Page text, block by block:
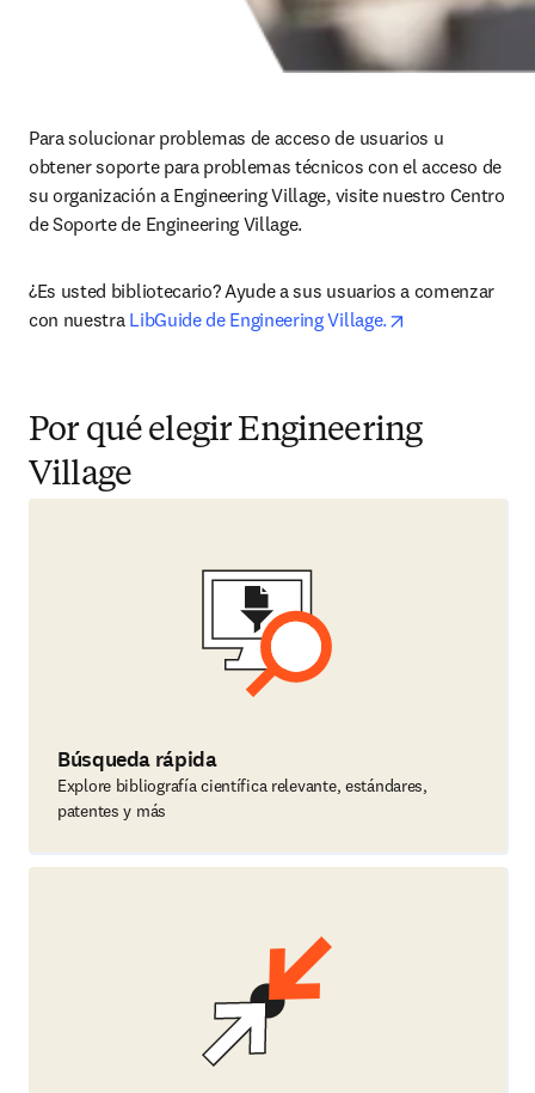
Para solucionar problemas de acceso de usuarios u
obtener soporte para problemas técnicos con el acceso de
su organización a Engineering Village, visite nuestro Centro
de Soporte de Engineering Village.
¿Es usted bibliotecario? Ayude a sus usuarios a comenzar
con nuestra LibGuide de Engineering Village.
Por qué elegir Engineering
Village
Búsqueda rápida
Explore bibliografía científica relevante, estándares,
patentes y más